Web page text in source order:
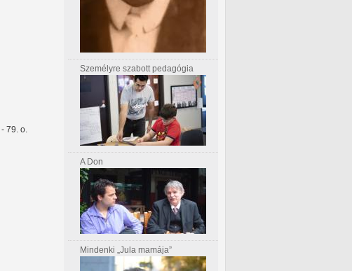
- 79. o.
Személyre szabott pedagógia
A Don
Mindenki „Jula mamája”